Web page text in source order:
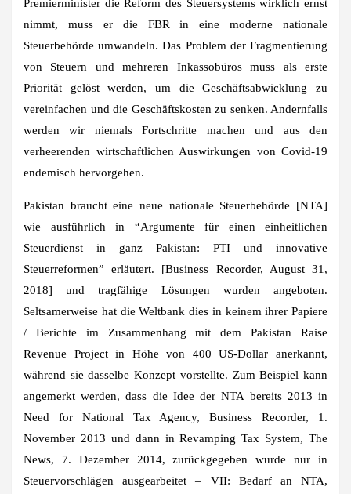
Premierminister die Reform des Steuersystems wirklich ernst
nimmt, muss er die FBR in eine moderne nationale
Steuerbehörde umwandeln. Das Problem der Fragmentierung
von Steuern und mehreren Inkassobüros muss als erste
Priorität gelöst werden, um die Geschäftsabwicklung zu
vereinfachen und die Geschäftskosten zu senken. Andernfalls
werden wir niemals Fortschritte machen und aus den
verheerenden wirtschaftlichen Auswirkungen von Covid-19
endemisch hervorgehen.
Pakistan braucht eine neue nationale Steuerbehörde [NTA]
wie ausführlich in “Argumente für einen einheitlichen
Steuerdienst in ganz Pakistan: PTI und innovative
Steuerreformen” erläutert. [Business Recorder, August 31,
2018] und tragfähige Lösungen wurden angeboten.
Seltsamerweise hat die Weltbank dies in keinem ihrer Papiere
/ Berichte im Zusammenhang mit dem Pakistan Raise
Revenue Project in Höhe von 400 US-Dollar anerkannt,
während sie dasselbe Konzept vorstellte. Zum Beispiel kann
angemerkt werden, dass die Idee der NTA bereits 2013 in
Need for National Tax Agency, Business Recorder, 1.
November 2013 und dann in Revamping Tax System, The
News, 7. Dezember 2014, zurückgegeben wurde nur in
Steuervorschlägen ausgearbeitet – VII: Bedarf an NTA,